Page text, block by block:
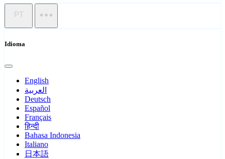
PT
Idioma
English
العربية
Deutsch
Español
Français
हिन्दी
Bahasa Indonesia
Italiano
日本語